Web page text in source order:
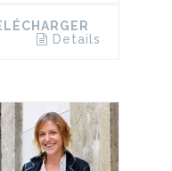
Details